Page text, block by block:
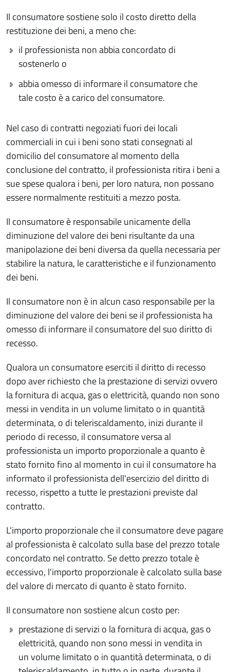
Il consumatore sostiene solo il costo diretto della
restituzione dei beni, a meno che:
il professionista non abbia concordato di
sostenerlo o
abbia omesso di informare il consumatore che
tale costo è a carico del consumatore.
Nel caso di contratti negoziati fuori dei locali
commerciali in cui i beni sono stati consegnati al
domicilio del consumatore al momento della
conclusione del contratto, il professionista ritira i beni a
sue spese qualora i beni, per loro natura, non possano
essere normalmente restituiti a mezzo posta.
Il consumatore è responsabile unicamente della
diminuzione del valore dei beni risultante da una
manipolazione dei beni diversa da quella necessaria per
stabilire la natura, le caratteristiche e il funzionamento
dei beni.
Il consumatore non è in alcun caso responsabile per la
diminuzione del valore dei beni se il professionista ha
omesso di informare il consumatore del suo diritto di
recesso.
Qualora un consumatore eserciti il diritto di recesso
dopo aver richiesto che la prestazione di servizi ovvero
la fornitura di acqua, gas o elettricità, quando non sono
messi in vendita in un volume limitato o in quantità
determinata, o di teleriscaldamento, inizi durante il
periodo di recesso, il consumatore versa al
professionista un importo proporzionale a quanto è
stato fornito fino al momento in cui il consumatore ha
informato il professionista dell'esercizio del diritto di
recesso, rispetto a tutte le prestazioni previste dal
contratto.
L'importo proporzionale che il consumatore deve pagare
al professionista è calcolato sulla base del prezzo totale
concordato nel contratto. Se detto prezzo totale è
eccessivo, l'importo proporzionale è calcolato sulla base
del valore di mercato di quanto è stato fornito.
Il consumatore non sostiene alcun costo per:
prestazione di servizi o la fornitura di acqua, gas o
elettricità, quando non sono messi in vendita in
un volume limitato o in quantità determinata, o di